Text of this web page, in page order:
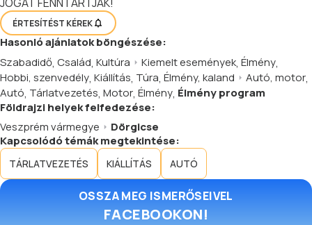
ÉRTESÍTÉST KÉREK
Hasonlóajánlatokböngészése:
Szabadidő, Család, Kultúra Kiemelt események, Élmény,
Hobbi, szenvedély, Kiállítás, Túra, Élmény, kaland Autó, motor,
Autó, Tárlatvezetés, Motor, Élmény, Élmény program
Földrajzi helyek felfedezése:
Veszprém vármegye
Dörgicse
Kapcsolódó témák megtekintése:
TÁRLATVEZETÉS KIÁLLÍTÁS AUTÓ
OSSZA MEG ISMERŐSEIVEL
FACEBOOKON!